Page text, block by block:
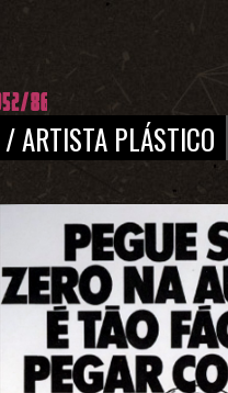
/ARTISTA PLÁSTICO